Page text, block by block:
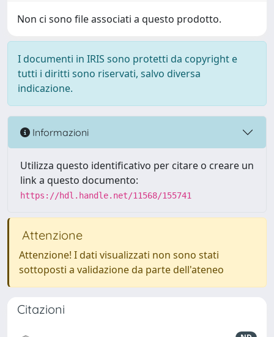
Non ci sono file associati a questo prodotto.
I documenti in IRIS sono protetti da copyright e
tutti i diritti sono riservati, salvo diversa
indicazione.
Informazioni
Utilizza questo identificativo per citare o creare un
link a questo documento:
https://hdl.handle.net/11568/155741
Attenzione
Attenzione! I dati visualizzati non sono stati
sottoposti a validazione da parte dell'ateneo
Citazioni